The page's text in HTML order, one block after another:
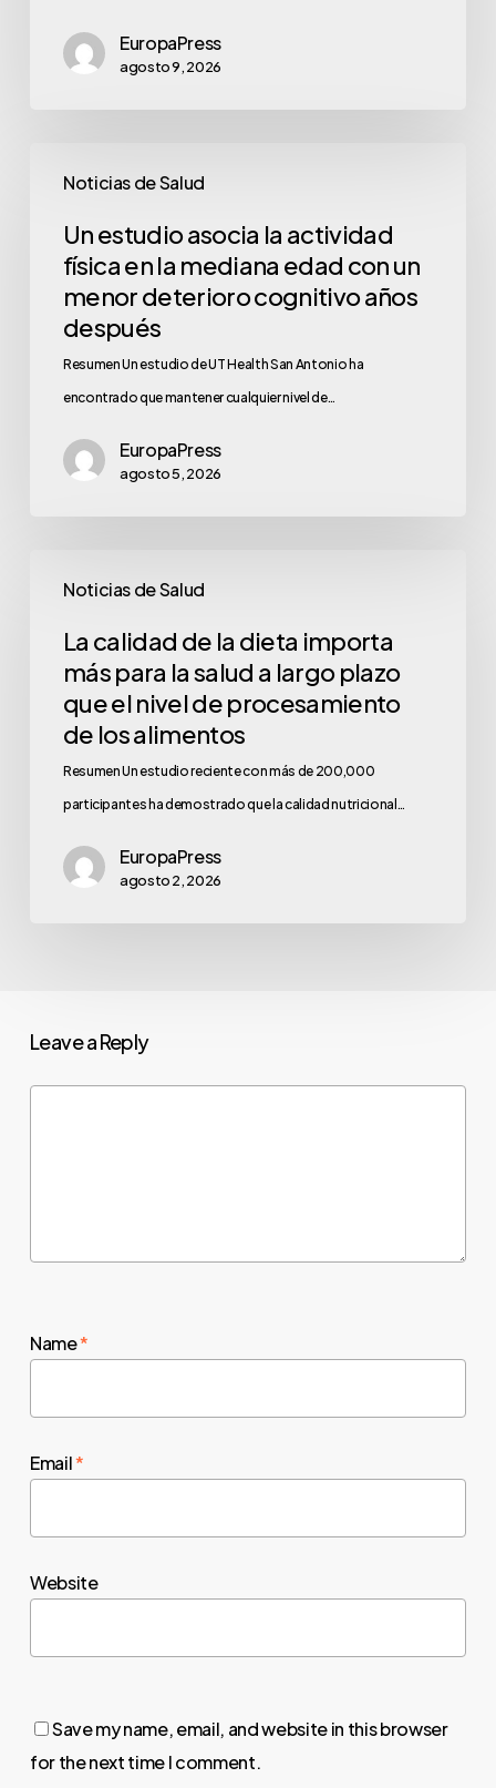
EuropaPress
agosto 9, 2026
Noticias de Salud
Un estudio asocia la actividad
física en la mediana edad con un
menor deterioro cognitivo años
después
Resumen Un estudio de UT Health San Antonio ha
encontrado que mantener cualquier nivel de…
EuropaPress
agosto 5, 2026
Noticias de Salud
La calidad de la dieta importa
más para la salud a largo plazo
que el nivel de procesamiento
de los alimentos
Resumen Un estudio reciente con más de 200,000
participantes ha demostrado que la calidad nutricional…
EuropaPress
agosto 2, 2026
Leave a Reply
Name*
Email*
Website
Save my name, email, and website in this browser
for the next time I comment.